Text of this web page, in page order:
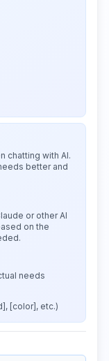
chatting with AI.
better and
or other AI
on the
needs
[color], etc.)